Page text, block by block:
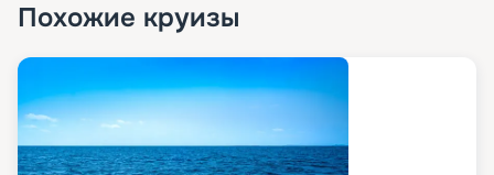
Похожие круизы